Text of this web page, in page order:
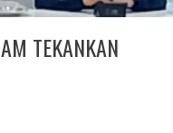
TEKANKAN